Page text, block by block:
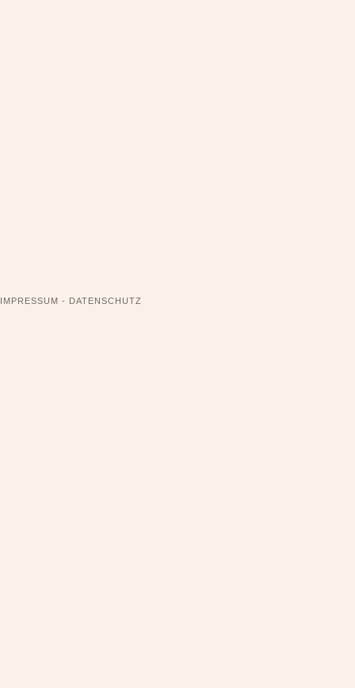
NAVIGATION
ÜBERSPRINGEN
IMPRESSUM - DATENSCHUTZ